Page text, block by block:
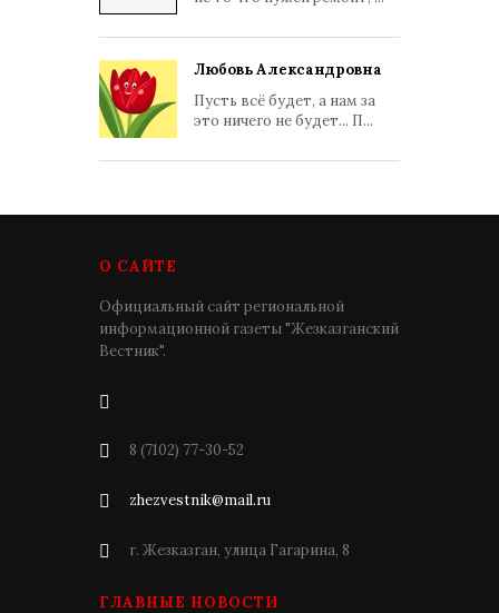
Любовь Александровна
Пусть всё будет, а нам за
это ничего не будет... П...
О САЙТЕ
Официальный сайт региональной
информационной газеты "Жезказганский
Вестник".
8 (7102) 77-30-52
zhezvestnik@mail.ru
г. Жезказган, улица Гагарина, 8
ГЛАВНЫЕ НОВОСТИ